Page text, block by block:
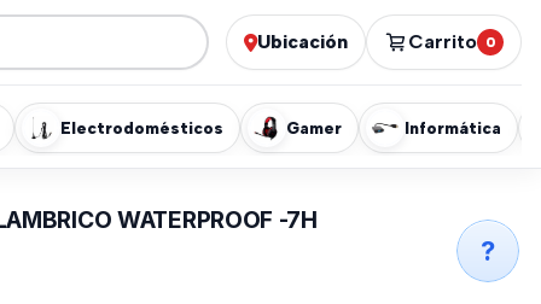
Ubicación Carrito 0
Electrodomésticos Gamer Informática
WATERPROOF -7H
?